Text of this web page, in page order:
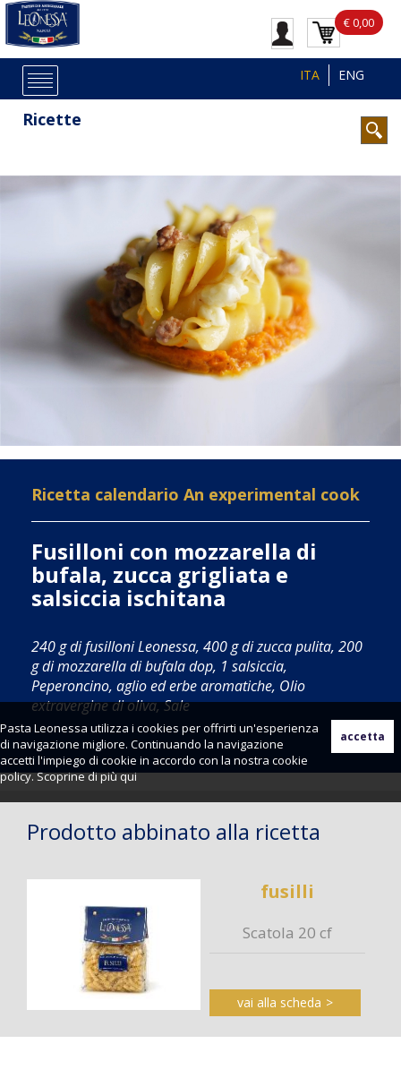
Pasta Leonessa utilizza i cookies per offrirti un'esperienza
di navigazione migliore. Continuando la navigazione
accetti l'impiego di cookie in accordo con la nostra cookie
policy. Scoprine di piùqui
€ 0,00
ITA ENG
Ricette
Ricetta calendario An experimental cook
Fusilloni con mozzarella di
bufala, zucca grigliata e
salsiccia ischitana
240 g di fusilloni Leonessa, 400 g di zucca pulita, 200
g di mozzarella di bufala dop, 1 salsiccia,
Peperoncino, aglio ed erbe aromatiche, Olio
extravergine di oliva, Sale
Prodotto abbinato alla ricetta
fusilli
Scatola 20 cf
vai alla scheda